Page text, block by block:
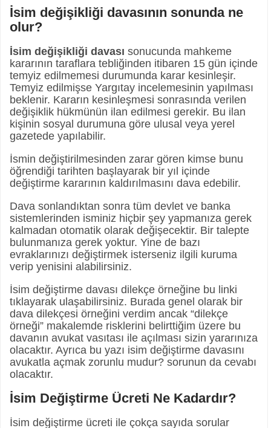
İsim değişikliği davasının sonunda ne
olur?
İsim değişikliği davası sonucunda mahkeme
kararının taraflara tebliğinden itibaren 15 gün içinde
temyiz edilmemesi durumunda karar kesinleşir.
Temyiz edilmişse Yargıtay incelemesinin yapılması
beklenir. Kararın kesinleşmesi sonrasında verilen
değişiklik hükmünün ilan edilmesi gerekir. Bu ilan
kişinin sosyal durumuna göre ulusal veya yerel
gazetede yapılabilir.
İsmin değiştirilmesinden zarar gören kimse bunu
öğrendiği tarihten başlayarak bir yıl içinde
değiştirme kararının kaldırılmasını dava edebilir.
Dava sonlandıktan sonra tüm devlet ve banka
sistemlerinden isminiz hiçbir şey yapmanıza gerek
kalmadan otomatik olarak değişecektir. Bir talepte
bulunmanıza gerek yoktur. Yine de bazı
evraklarınızı değiştirmek isterseniz ilgili kuruma
verip yenisini alabilirsiniz.
İsim değiştirme davası dilekçe örneğine bu linki
tıklayarak ulaşabilirsiniz. Burada genel olarak bir
dava dilekçesi örneğini verdim ancak “dilekçe
örneği” makalemde risklerini belirttiğim üzere bu
davanın avukat vasıtası ile açılması sizin yararınıza
olacaktır. Ayrıca bu yazı isim değiştirme davasını
avukatla açmak zorunlu mudur? sorunun da cevabı
olacaktır.
İsim Değiştirme Ücreti Ne Kadardır?
İsim değiştirme ücreti ile çokça sayıda sorular